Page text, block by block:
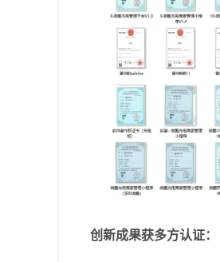
创新成果获多方认证：